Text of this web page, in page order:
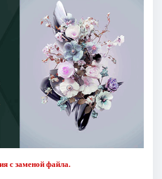
с заменой файла.